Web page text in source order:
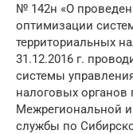
№ 142н «О
оптимизации
территориальных
31.12.2016 г.
системы
налоговых органов
Межрегиональной
службы по